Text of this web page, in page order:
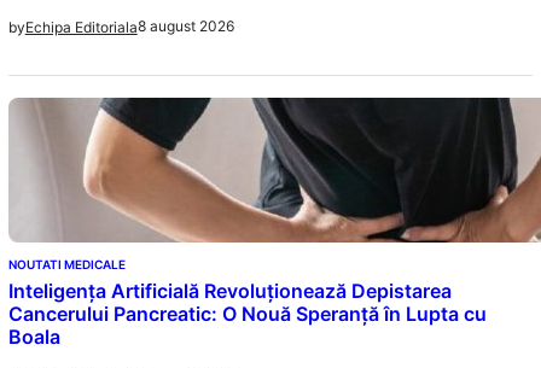
byEchipa Editoriala8 august 2026
NOUTATI MEDICALE
Inteligența Artificială Revoluționează Depistarea
Cancerului Pancreatic: O Nouă Speranță în Lupta cu
Boala